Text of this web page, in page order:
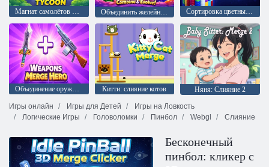
Магнат самолётов Слияние Объединить желейные кубики Сортировка цветных шестиугольников
Объединение оружия Героя Китти: слияние котов
Няня: Слияние 2
Игры онлайн
Игры для Детей
Игры на Ловкость
Логические Игры
Головоломки Пинбол Webgl Слияние
Бесконечный
пинбол: кликер с